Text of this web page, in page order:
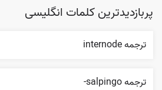
پربازدیدترین کلمات انگلیسی
ترجمه internode
ترجمه salpingo-